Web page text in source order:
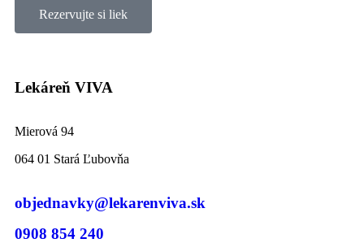
Rezervujte si liek
Lekáreň VIVA
Mierová 94
064 01 Stará Ľubovňa
objednavky@lekarenviva.sk
0908 854 240